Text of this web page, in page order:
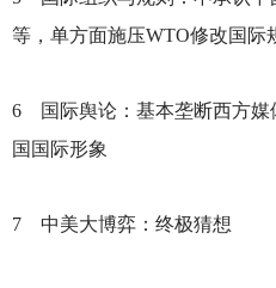
等，单方面施压WTO修改国际
6
国际舆论：基本垄断西方
国国际形象
7 中美大博弈：终极猜想